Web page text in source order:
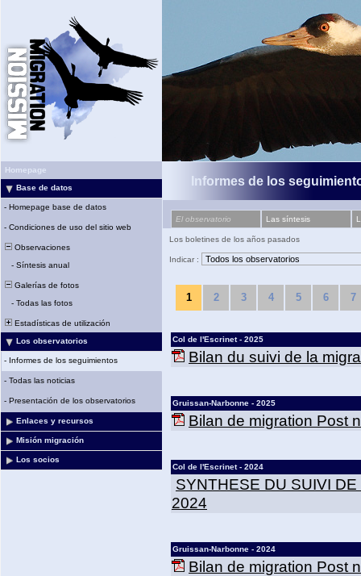
Homepage
Base de datos
- Homepage base de datos
- Condiciones de uso del sitio web
Observaciones
- Síntesis anual
Galerías de fotos
- Todas las fotos
Estadísticas de utilización
Los observatorios
- Informes de los seguimientos
- Todas las noticias
- Presentación de los observatorios
Enlaces y recursos
Misión migración
Los socios
Informes de los
El observatorio Las síntesis
Los boletines de los años pasados
Indicar :
1 2 3 4 5 6 7
Col de l'Escrinet - 2025
Bilan du suivi de la
Gruissan-Narbonne - 2025
Bilan de migration Post
Col de l'Escrinet - 2024
SYNTHESE DU SUIVI
2024
Gruissan-Narbonne - 2024
Bilan de migration Post